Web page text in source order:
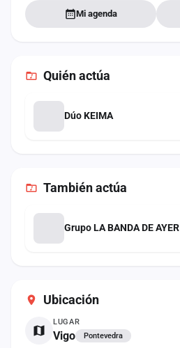
Ubicación
LUGAR
Vigo Pontevedra
Mi agenda
Quién actúa
Dúo KEIMA
Tambiénactúa
Grupo LA BANDA DE AYER